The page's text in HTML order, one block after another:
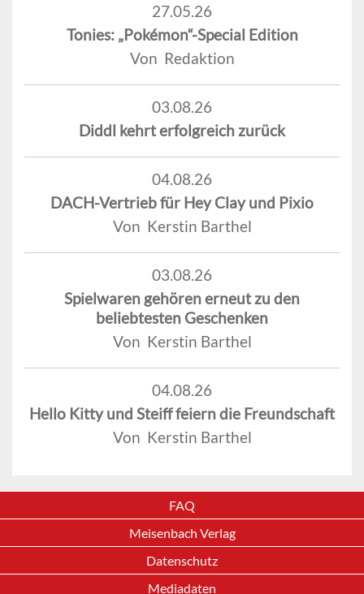
27.05.26
Tonies: „Pokémon“-Special Edition
Von Redaktion
03.08.26
Diddl kehrt erfolgreich zurück
04.08.26
DACH-Vertrieb für Hey Clay und Pixio
Von Kerstin Barthel
03.08.26
Spielwaren gehören erneut zu den
beliebtesten Geschenken
Von Kerstin Barthel
04.08.26
Hello Kitty und Steiff feiern die Freundschaft
Von Kerstin Barthel
FAQ
Meisenbach Verlag
Datenschutz
Mediadaten